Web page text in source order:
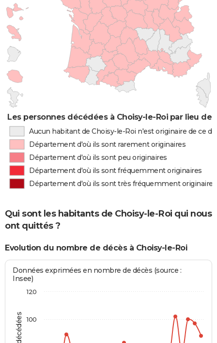
Les personnes décédées à Choisy-le-Roi par lieu de
Aucun habitant de Choisy-le-Roi n'est originaire de ce
Département d'où ils sont rarement originaires
Département d'où ils sont peu originaires
Département d'où ils sont fréquemment originaires
Département d'où ils sont très fréquemment originaires
Qui sont les habitants de Choisy-le-Roi qui nous
ont quittés ?
Evolution du nombre de décès à Choisy-le-Roi
Données exprimées en nombre de décès (source :
Insee)
100
120